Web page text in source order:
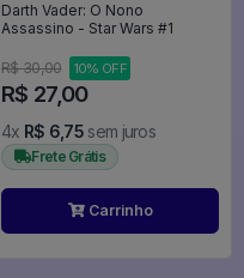
Darth Vader: O Nono
Assassino - Star Wars #1
R$ 30,00 10% OFF
R$ 27,00
4x R$ 6,75 sem juros
Frete Grátis
Carrinho